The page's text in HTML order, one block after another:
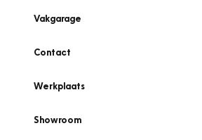
Vakgarage
Contact
Werkplaats
Showroom